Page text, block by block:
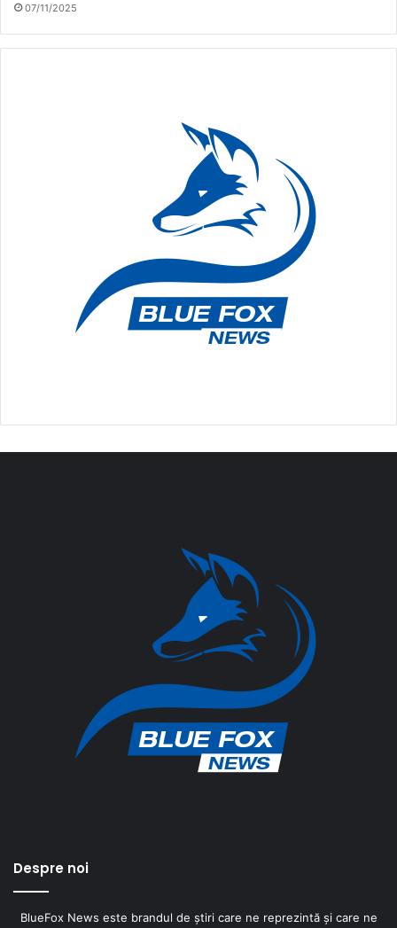
07/11/2025
Despre noi
BlueFox News este brandul de știri care ne reprezintă și care ne